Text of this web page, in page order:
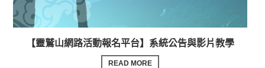
【靈鷲山網路活動報名平台】系統公告與影片教學
READ MORE